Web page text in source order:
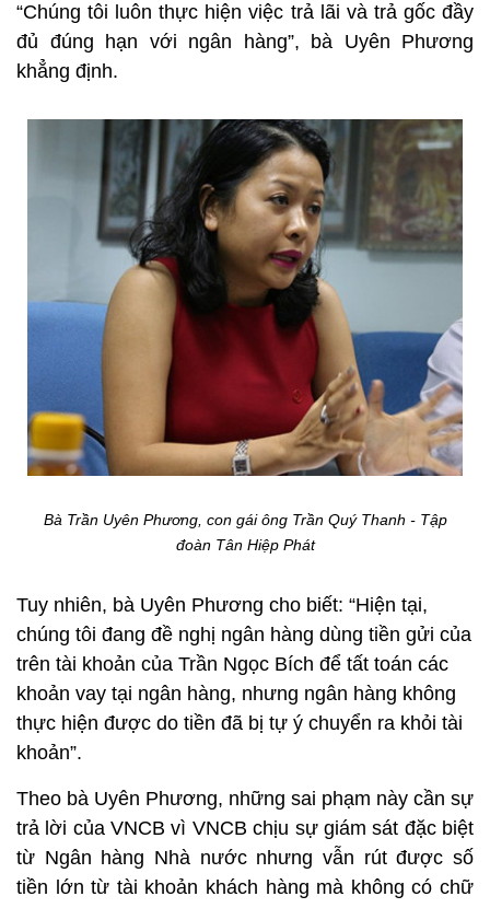
“Chúng tôi luôn thực hiện việc trả lãi và trả gốc đầy
đủ đúng hạn với ngân hàng”, bà Uyên Phương
khẳng định.
Bà Trần Uyên Phương, con gái ông Trần Quý Thanh - Tập
đoàn Tân Hiệp Phát
Tuy nhiên, bà Uyên Phương cho biết: “Hiện tại,
chúng tôi đang đề nghị ngân hàng dùng tiền gửi của
trên tài khoản của Trần Ngọc Bích để tất toán các
khoản vay tại ngân hàng, nhưng ngân hàng không
thực hiện được do tiền đã bị tự ý chuyển ra khỏi tài
khoản”.
Theo bà Uyên Phương, những sai phạm này cần sự
trả lời của VNCB vì VNCB chịu sự giám sát đặc biệt
từ Ngân hàng Nhà nước nhưng vẫn rút được số
tiền lớn từ tài khoản khách hàng mà không có chữ